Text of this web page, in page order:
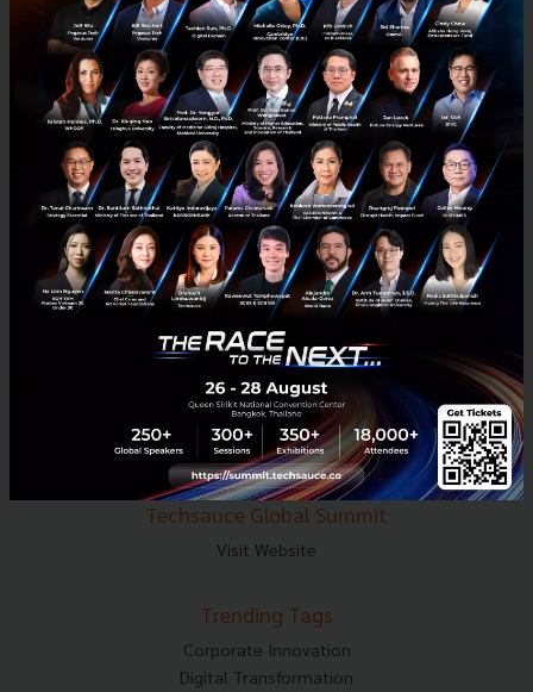
E-mail :contact@techsauce.co
Tel : 02-001-5375
Mobile : 06-4658-9500
Techsauce Media
About Techsauce
Techsauce Services
Privacy Policy
ส่งบทความ
Techsauce Global Summit
Visit Website
Trending Tags
Corporate Innovation
Digital Transformation